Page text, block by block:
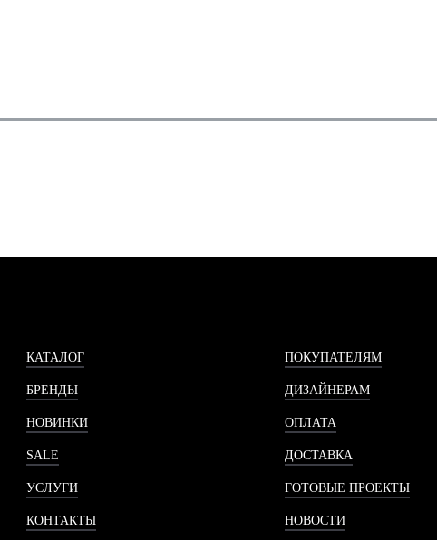
КАТАЛОГ
БРЕНДЫ
НОВИНКИ
SALE
УСЛУГИ
КОНТАКТЫ
ПОКУПАТЕЛЯМ
ДИЗАЙНЕРАМ
ОПЛАТА
ДОСТАВКА
ГОТОВЫЕ ПРОЕКТЫ
НОВОСТИ